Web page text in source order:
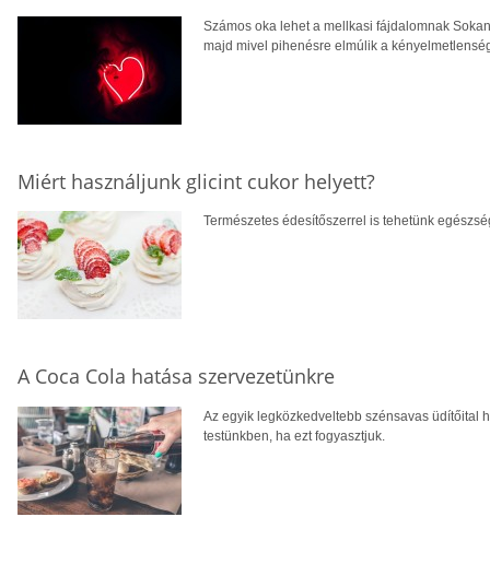
Számos oka lehet a mellkasi fájdalomnak
majd mivel pihenésre elmúlik a
Miért használjunk glicint cukor helyett?
Természetes édesítőszerrel is tehetünk
A Coca Cola hatása szervezetünkre
Az egyik legközkedveltebb szénsavas üdítőital
testünkben, ha ezt fogyasztjuk.